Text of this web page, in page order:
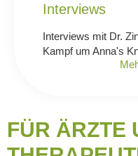
Interviews
Interviews mit Dr.
Kampf um Anna's
FÜR ÄRZTE